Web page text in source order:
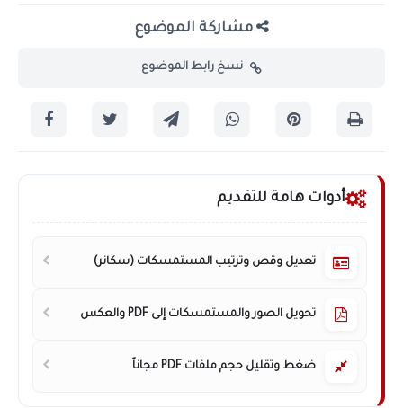
مشاركة الموضوع
نسخ رابط الموضوع
أدوات هامة للتقديم
تعديل وقص وترتيب المستمسكات (سكانر)
تحويل الصور والمستمسكات إلى PDF والعكس
ضغط وتقليل حجم ملفات PDF مجاناً